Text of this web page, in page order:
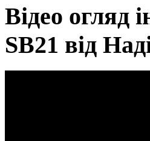
Відео огляд
SB21 від